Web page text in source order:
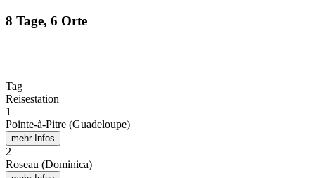
8 Tage, 6 Orte
Tag
Reisestation
1
Pointe-à-Pitre (Guadeloupe)
mehr Infos
2
Roseau (Dominica)